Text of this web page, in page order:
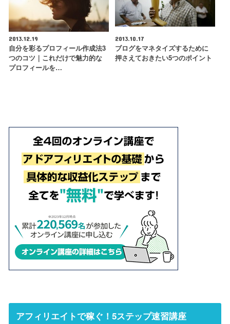
2013.12.19
自分を彩るプロフィール作成法3
つのコツ｜これだけで魅力的な
プロフィールを…
2013.10.17
ブログをマネタイズするために
押さえておきたい5つのポイント
アフィリエイトで稼ぐ！5ステップ速習講座